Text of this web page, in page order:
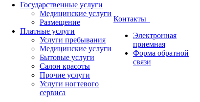
Государственные услуги
Медицинские услуги
Размещение
Платные услуги
Услуги пребывания
Медицинские услуги
Бытовые услуги
Салон красоты
Прочие услуги
Услуги ногтевого
сервиса
Контакты
Электронная
приемная
Форма обратной
связи